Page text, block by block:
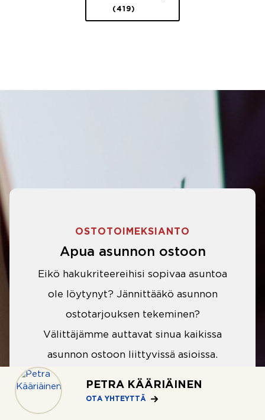
PETRA KÄÄRIÄINEN
OTA YHTEYTTÄ
(419)
OSTOTOIMEKSIANTO
Apua asunnon ostoon
Eikö hakukriteereihisi sopivaa asuntoa
ole löytynyt? Jännittääkö asunnon
ostotarjouksen tekeminen?
Välittäjämme auttavat sinua kaikissa
asunnon ostoon liittyvissä asioissa.